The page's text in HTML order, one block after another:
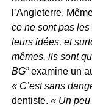
l’Angleterre.
ce ne sont pas
leurs idées, et
mêmes, ils sont
BG”examine un
« C’est sans
dentiste. « Un